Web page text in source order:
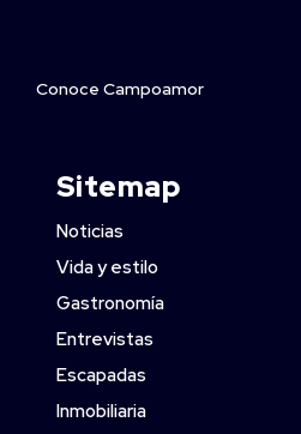
Conoce Campoamor
Sitemap
Noticias
Vida y estilo
Gastronomía
Entrevistas
Escapadas
Inmobiliaria